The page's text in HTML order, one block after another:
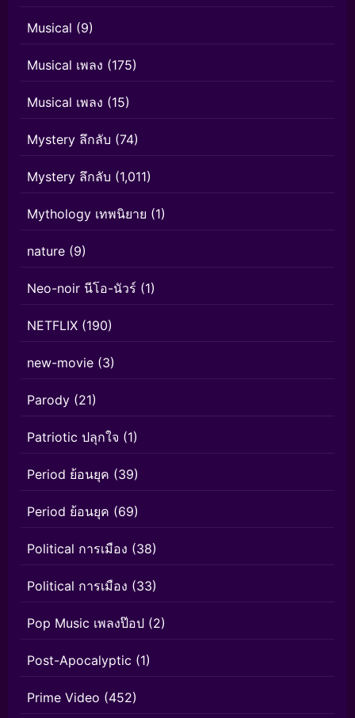
Musical (9)
Musical เพลง (175)
Musical เพลง (15)
Mystery ลึกลับ (74)
Mystery ลึกลับ (1,011)
Mythology เทพนิยาย (1)
nature (9)
Neo-noir นีโอ-นัวร์ (1)
NETFLIX (190)
new-movie (3)
Parody (21)
Patriotic ปลุกใจ (1)
Period ย้อนยุค (39)
Period ย้อนยุค (69)
Political การเมือง (38)
Political การเมือง (33)
Pop Music เพลงป๊อป (2)
Post-Apocalyptic (1)
Prime Video (452)